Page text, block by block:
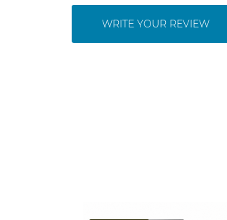
WRITE YOUR REVIEW